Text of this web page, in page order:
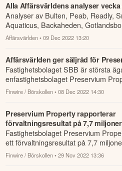
Alla Affärsvärldens analyser vecka
Analyser av Bulten, Peab, Readly,
Aquaticus, Backaheden,
Solnaberg Property, Krona Public,
Affärsvärlden • 09 Dec 2022 13:20
Affärsvärlden ger säljråd för
Fastighetsbolaget SBB är största
enfastighetsbolaget Preservium
sin huvudägare dragit på sig en
Finwire / Börskollen • 08 Dec 2022 14:30
Preservium Property rapporterar
förvaltningsresultat på 7,7
Fastighetsbolaget Preservium
ett förvaltningsresultat på 7,7
kvartalet 2022.
Finwire / Börskollen • 29 Nov 2022 13:36